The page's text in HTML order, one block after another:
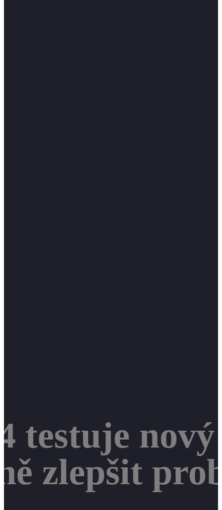
testuje
zlepšit